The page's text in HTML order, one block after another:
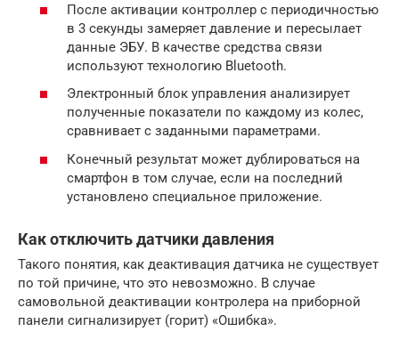
После активации контроллер с периодичностью
в 3 секунды замеряет давление и пересылает
данные ЭБУ. В качестве средства связи
используют технологию Bluetooth.
Электронный блок управления анализирует
полученные показатели по каждому из колес,
сравнивает с заданными параметрами.
Конечный результат может дублироваться на
смартфон в том случае, если на последний
установлено специальное приложение.
Как отключить датчики давления
Такого понятия, как деактивация датчика не существует
по той причине, что это невозможно. В случае
самовольной деактивации контролера на приборной
панели сигнализирует (горит) «Ошибка».